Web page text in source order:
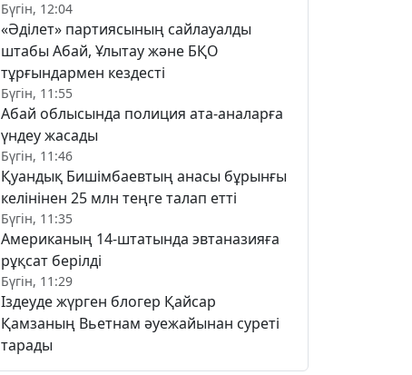
Бүгін, 12:04
«Әділет» партиясының сайлауалды
штабы Абай, Ұлытау және БҚО
тұрғындармен кездесті
Бүгін, 11:55
Абай облысында полиция ата-аналарға
үндеу жасады
Бүгін, 11:46
Қуандық Бишімбаевтың анасы бұрынғы
келінінен 25 млн теңге талап етті
Бүгін, 11:35
Американың 14-штатында эвтаназияға
рұқсат берілді
Бүгін, 11:29
Іздеуде жүрген блогер Қайсар
Қамзаның Вьетнам әуежайынан суреті
тарады